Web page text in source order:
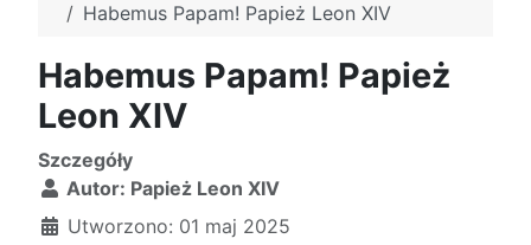
Habemus Papam! Papież Leon XIV
Habemus Papam! Papież
Leon XIV
Szczegóły
Autor: Papież Leon XIV
Utworzono: 01 maj 2025